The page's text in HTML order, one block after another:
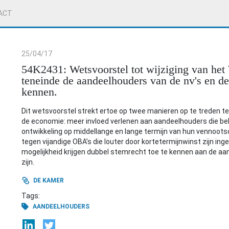
25/04/17
54K2431: Wetsvoorstel tot wijziging van het
teneinde de aandeelhouders van de nv's en
kennen.
Dit wetsvoorstel strekt ertoe op twee manieren op te treden
de economie: meer invloed verlenen aan aandeelhouders die
ontwikkeling op middellange en lange termijn van hun
tegen vijandige OBA’s die louter door kortetermijnwinst zijn
mogelijkheid krijgen dubbel stemrecht toe te kennen aan de
zijn.
DE KAMER
Tags:
AANDEELHOUDERS